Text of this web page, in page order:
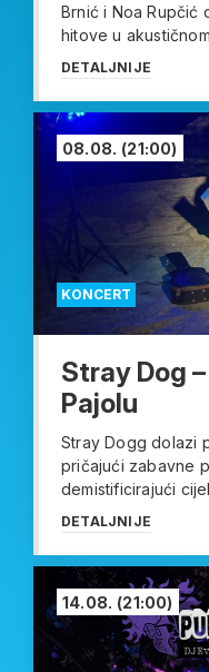
Brnić i Noa Rupčić
hitove u
DETALJNIJE
KONCERT
08.08. (21:00)
Stray Dog
Pajolu
Stray Dogg dolazi
pričajući zabavne
demistificirajući
DETALJNIJE
14.08. (21:00)